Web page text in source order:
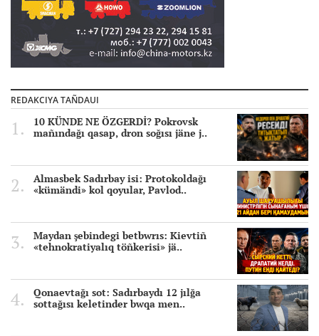
REDAKCIYA TAÑDAUI
10 KÜNDE NE ÖZGERDİ? Pokrovsk
mañındağı qasap, dron soğısı jäne j..
Almasbek Sadırbay isi: Protokoldağı
«kümändi» kol qoyular, Pavlod..
Maydan şebindegi betbwrıs: Kievtiñ
«tehnokratiyalıq töñkerisi» jä..
Qonaevtağı sot: Sadırbaydı 12 jılğa
sottağısı keletinder bwqa men..